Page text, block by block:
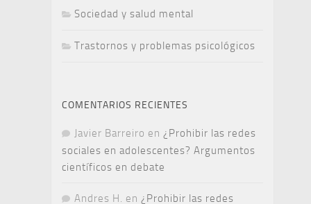
Sociedad y salud mental
Trastornos y problemas psicológicos
COMENTARIOS RECIENTES
Javier Barreiro en ¿Prohibir las redes
sociales en adolescentes? Argumentos
científicos en debate
Andres H. en ¿Prohibir las redes